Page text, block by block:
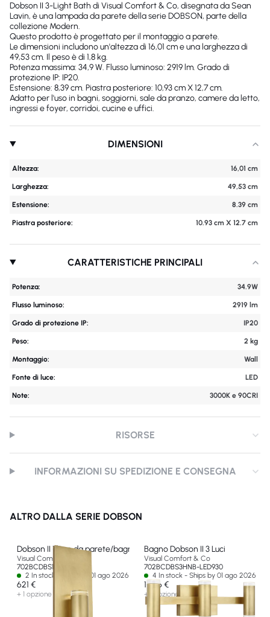
Dobson II 3-Light Bath di Visual Comfort & Co, disegnata da Sean
Lavin, è una lampada da parete della serie DOBSON, parte della
collezione Modern.
Questo prodotto è progettato per il montaggio a parete.
Le dimensioni includono un'altezza di 16,01 cm e una larghezza di
49,53 cm. Il peso è di 1,8 kg.
Potenza massima: 34,9 W. Flusso luminoso: 2919 lm. Grado di
protezione IP: IP20.
Estensione: 8,39 cm. Piastra posteriore: 10,93 cm X 12,7 cm.
Adatto per l'uso in bagni, soggiorni, sale da pranzo, camere da letto,
ingressi e foyer, corridoi, cucine e uffici.
DIMENSIONI
Altezza: 16,01 cm
Larghezza: 49,53 cm
Estensione: 8.39 cm
Piastra posteriore: 10.93 cm X 12.7 cm
CARATTERISTICHE PRINCIPALI
Potenza: 34.9W
Flusso luminoso: 2919 lm
Grado di protezione IP: IP20
Peso: 2 kg
Montaggio: Wall
Fonte di luce: LED
Note: 3000K e 90CRI
RISORSE
INFORMAZIONI SU SPEDIZIONE E CONSEGNA
ALTRO DALLA SERIE DOBSON
Dobson II 1 luce da parete/bagno
Visual Comfort & Co
702BCDBS1NB-LED930
2 In stock - Ships by 01 ago 2026
621 €
+ 1 opzione
Bagno Dobson II 3 Luci
Visual Comfort & Co
702BCDBS3HNB-LED930
4 In stock - Ships by 01 ago 2026
1 036 €
+ 1 opzione